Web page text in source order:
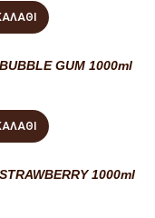
GUM 1000ml
1000ml